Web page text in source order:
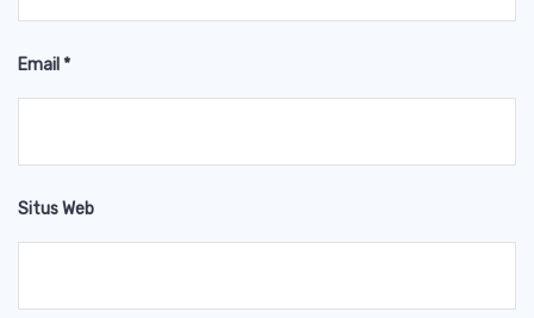
Email *
Situs Web